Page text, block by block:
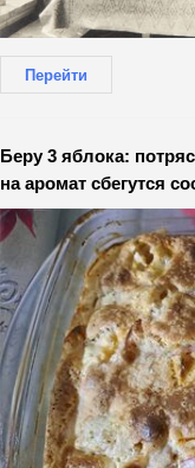
Перейти
Беру 3 яблока:
на аромат сбегутся